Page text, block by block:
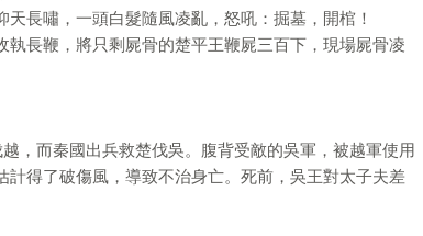
長嘯，一頭白髮隨風凌亂，怒吼：掘墓，開棺！
長鞭，將只剩屍骨的楚平王鞭屍三百下，現場屍骨凌
，而秦國出兵救楚伐吳。腹背受敵的吳軍，被越軍使用
得了破傷風，導致不治身亡。死前，吳王對太子夫差